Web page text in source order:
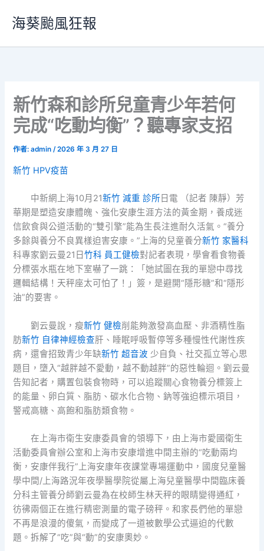
要
海葵颱風狂報
新竹森和診所兒童青少年若何
完成“吃動均衡”？聽專家支招
作者:admin/2026 年 3 月 27 日
新竹 HPV疫苗
中新網上海10月21新竹 減重 診所 日電 （記者 陳靜）芳
華期是塑造安康體魄、強化安康生涯方法的黃金期，養成迷
信飲食與公道活動的“雙引擎”能為生長注進耐久活氣。“養分
多餘與養分不良異樣迫害安康。”上海的兒童養分新竹 家醫科
科專家劉云曼21日竹科 員工健檢對記者表現，學會看食物養
分標張水瓶在地下室嚇了一跳：「她試圖在我的單戀中尋找
邏輯結構！天秤座太可怕了！」簽，是避開“隱形糖”和“隱形
油”的要害。
劉云曼說，瘦新竹 健檢削能夠激發高血壓、非酒精性脂
肪新竹 自律神經檢查肝、睡眠呼吸暫停等多種慢性代謝性疾
病，還會招致青少年缺新竹 超音波 少自負、社交孤立等心思
題目，墮入“越胖越不愛動，越不動越胖”的惡性輪迴。劉云曼
告知記者，購置包裝食物時，可以追蹤關心食物養分標簽上
的能量、卵白質、脂肪、碳水化合物、鈉等強迫標示項目，
警戒高糖、高飽和脂肪類食物。
在上海市衛生安康委員會的領導下，由上海市愛國衛生
活動委員會辦公室和上海市安康增進中間主辦的“吃動兩均
衡，安康伴我行”上海安康年夜課堂專場運動中，國度兒童醫
學中間/上海路況年夜學醫學院從屬上海兒童醫學中間臨床養
分科主管養分師劉云曼為在校師生林天秤的眼睛變得通紅，
彷彿兩個正在進行精密測量的電子磅秤。和家長們他的單戀
不再是浪漫的傻氣，而變成了一道被數學公式逼迫的代數
題。拆解了“吃”與“動”的安康奧妙。